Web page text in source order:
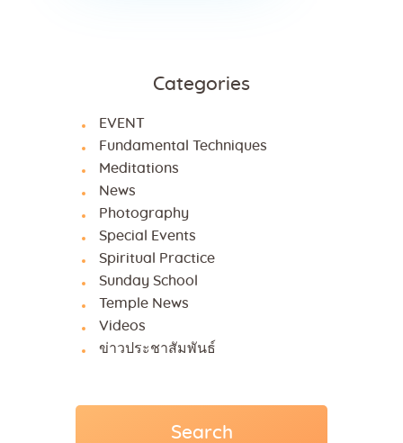
Categories
EVENT
Fundamental Techniques
Meditations
News
Photography
Special Events
Spiritual Practice
Sunday School
Temple News
Videos
ข่าวประชาสัมพันธ์
Search